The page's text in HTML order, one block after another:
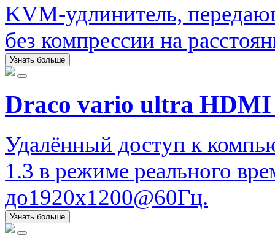
KVM-удлинитель,
без компрессии на
Узнать больше
Draco vario ultra HDMI
Удалённый доступ к
1.3 в режиме реального
до1920x1200@60Гц.
Узнать больше